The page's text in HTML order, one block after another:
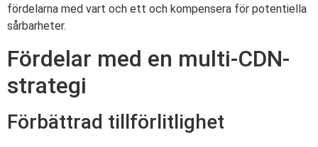
fördelarna med vart och ett och kompensera för potentiella
sårbarheter.
Fördelar med en multi-CDN-
strategi
Förbättrad tillförlitlighet